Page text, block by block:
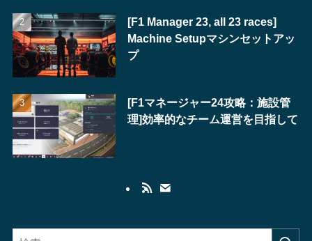
[F1 Manager 23, all 23 races]
Machine Setupマシンセットアッ
プ
[F1マネージャー24攻略：施設管
理]効率的なチーム運営を目指して